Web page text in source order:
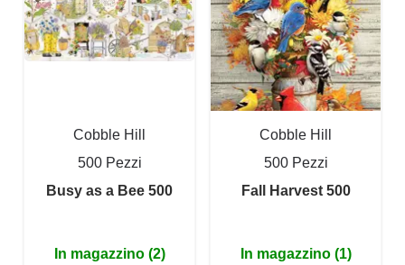
Cobble Hill
500 Pezzi
Busy as a Bee 500
In magazzino (2)
Cobble Hill
500 Pezzi
Fall Harvest 500
In magazzino (1)